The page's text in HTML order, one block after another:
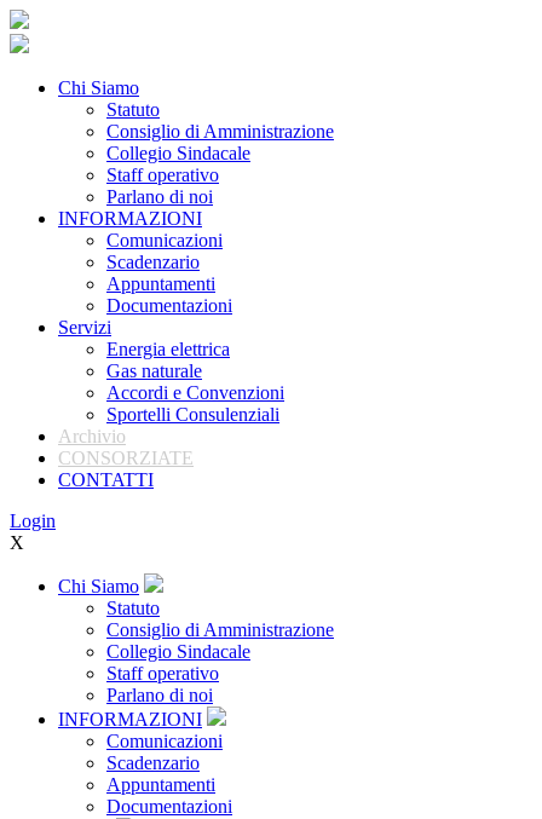
Chi Siamo
Statuto
Consiglio di Amministrazione
Collegio Sindacale
Staff operativo
Parlano di noi
INFORMAZIONI
Comunicazioni
Scadenzario
Appuntamenti
Documentazioni
Servizi
Energia elettrica
Gas naturale
Accordi e Convenzioni
Sportelli Consulenziali
Archivio
CONSORZIATE
CONTATTI
Login
X
Chi Siamo
Statuto
Consiglio di Amministrazione
Collegio Sindacale
Staff operativo
Parlano di noi
INFORMAZIONI
Comunicazioni
Scadenzario
Appuntamenti
Documentazioni